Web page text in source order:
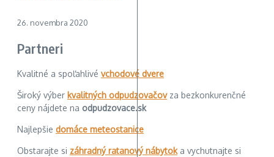
26. novembra 2020
Partneri
Kvalitné a spoľahlivé vchodové dvere
Široký výber kvalitných odpudzovačovza bezkonkurenčné
ceny nájdete na odpudzovace.sk
Najlepšie domáce meteostanice
Obstarajte si záhradný ratanový nábytoka vychutnajte si